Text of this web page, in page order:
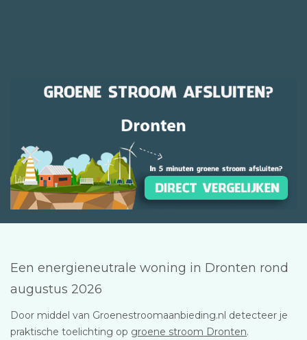
Een energieneutrale woning in Dronten rond
augustus 2026
Door middel van Groenestroomaanbieding.nl detecteer je
praktische toelichting op groene stroom Dronten.